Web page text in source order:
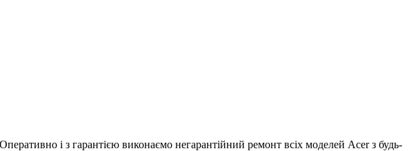
і з гарантією виконаємо негарантійний ремонт всіх моделей Acer з будь-